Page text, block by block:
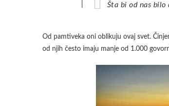
Šta bi od nas
Od pamtiveka oni oblikuju ovaj svet.
od njih često imaju manje od 1.000